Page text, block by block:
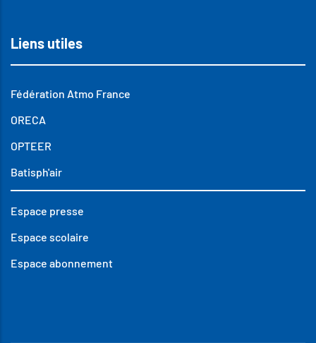
Liens utiles
Fédération Atmo France
ORECA
OPTEER
Batisph'air
Espace presse
Espace scolaire
Espace abonnement